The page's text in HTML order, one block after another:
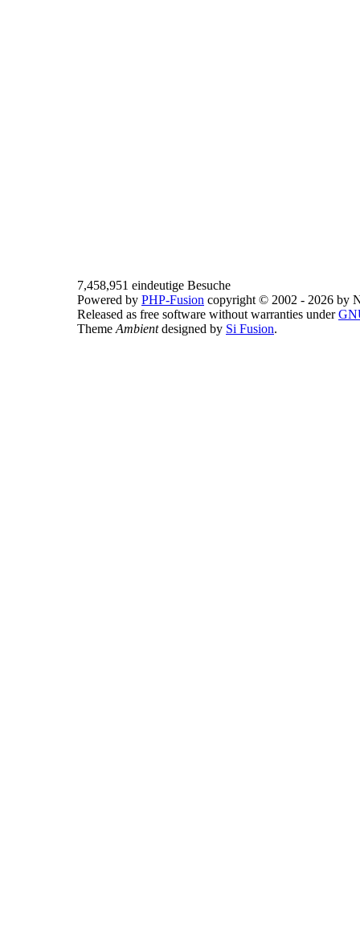
7,458,951 eindeutige Besuche
Powered by PHP-Fusion copyright © 2002 - 2026 by
Released as free software without warranties under
Theme Ambientdesigned by Si Fusion.